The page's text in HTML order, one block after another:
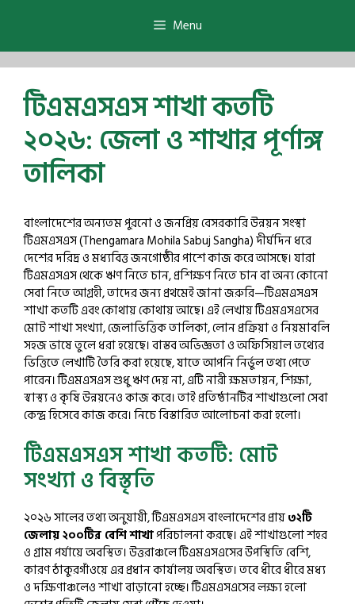
Menu
টিএমএসএস শাখা কতটি
২০২৬: জেলা ও শাখার পূর্ণাঙ্গ
তালিকা
বাংলাদেশের অন্যতম পুরনো ও জনপ্রিয় বেসরকারি উন্নয়ন সংস্থা
টিএমএসএস (Thengamara Mohila Sabuj Sangha) দীর্ঘদিন ধরে
দেশের দরিদ্র ও মধ্যবিত্ত জনগোষ্ঠীর পাশে কাজ করে আসছে। যারা
টিএমএসএস থেকে ঋণ নিতে চান, প্রশিক্ষণ নিতে চান বা অন্য কোনো
সেবা নিতে আগ্রহী, তাদের জন্য প্রথমেই জানা জরুরি—টিএমএসএস
শাখা কতটি এবং কোথায় কোথায় আছে। এই লেখায় টিএমএসএসের
মোট শাখা সংখ্যা, জেলাভিত্তিক তালিকা, লোন প্রক্রিয়া ও নিয়মাবলি
সহজ ভাষে তুলে ধরা হয়েছে। বাস্তব অভিজ্ঞতা ও অফিসিয়াল তথ্যের
ভিত্তিতে লেখাটি তৈরি করা হয়েছে, যাতে আপনি নির্ভুল তথ্য পেতে
পারেন। টিএমএসএস শুধু ঋণ দেয় না, এটি নারী ক্ষমতায়ন, শিক্ষা,
স্বাস্থ্য ও কৃষি উন্নয়নেও কাজ করে। তাই প্রতিষ্ঠানটির শাখাগুলো সেবা
কেন্দ্র হিসেবে কাজ করে। নিচে বিস্তারিত আলোচনা করা হলো।
টিএমএসএস শাখা কতটি: মোট
সংখ্যা ও বিস্তৃতি
২০২৬ সালের তথ্য অনুযায়ী, টিএমএসএস বাংলাদেশের প্রায়৩২টি
জেলায় ২০০টির বেশি শাখাপরিচালনা করছে। এই শাখাগুলো শহর
ও গ্রাম পর্যায়ে অবস্থিত। উত্তরাঞ্চলে টিএমএসএসের উপস্থিতি বেশি,
কারণ ঠাকুরগাঁওয়ে এর প্রধান কার্যালয় অবস্থিত। তবে ধীরে ধীরে মধ্য
ও দক্ষিণাঞ্চলেও শাখা বাড়ানো হচ্ছে। টিএমএসএসের লক্ষ্য হলো